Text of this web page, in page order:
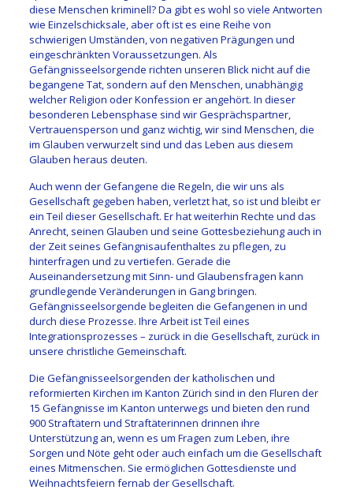
diese Menschen kriminell? Da gibt es wohl so viele Antworten
wie Einzelschicksale, aber oft ist es eine Reihe von
schwierigen Umständen, von negativen Prägungen und
eingeschränkten Voraussetzungen. Als
Gefängnisseelsorgende richten unseren Blick nicht auf die
begangene Tat, sondern auf den Menschen, unabhängig
welcher Religion oder Konfession er angehört. In dieser
besonderen Lebensphase sind wir Gesprächspartner,
Vertrauensperson und ganz wichtig, wir sind Menschen, die
im Glauben verwurzelt sind und das Leben aus diesem
Glauben heraus deuten.
Auch wenn der Gefangene die Regeln, die wir uns als
Gesellschaft gegeben haben, verletzt hat, so ist und bleibt er
ein Teil dieser Gesellschaft. Er hat weiterhin Rechte und das
Anrecht, seinen Glauben und seine Gottesbeziehung auch in
der Zeit seines Gefängnisaufenthaltes zu pflegen, zu
hinterfragen und zu vertiefen. Gerade die
Auseinandersetzung mit Sinn- und Glaubensfragen kann
grundlegende Veränderungen in Gang bringen.
Gefängnisseelsorgende begleiten die Gefangenen in und
durch diese Prozesse. Ihre Arbeit ist Teil eines
Integrationsprozesses – zurück in die Gesellschaft, zurück in
unsere christliche Gemeinschaft.
Die Gefängnisseelsorgenden der katholischen und
reformierten Kirchen im Kanton Zürich sind in den Fluren der
15 Gefängnisse im Kanton unterwegs und bieten den rund
900 Straftätern und Straftäterinnen drinnen ihre
Unterstützung an, wenn es um Fragen zum Leben, ihre
Sorgen und Nöte geht oder auch einfach um die Gesellschaft
eines Mitmenschen. Sie ermöglichen Gottesdienste und
Weihnachtsfeiern fernab der Gesellschaft.